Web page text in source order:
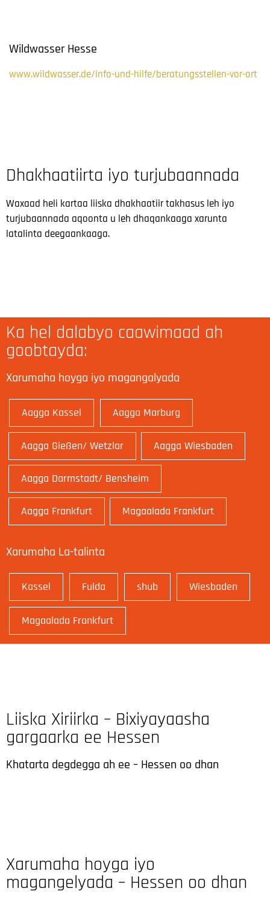
Wildwasser Hesse
www.wildwasser.de/info-und-hilfe/beratungsstellen-vor-ort
Dhakhaatiirta iyo turjubaannada
Waxaad heli kartaa liiska dhakhaatiir takhasus leh iyo
turjubaannada aqoonta u leh dhaqankaaga xarunta
latalinta deegaankaaga.
Ka hel dalabyo caawimaad ah
goobtayda:
Xarumaha hoyga iyo magangalyada
Aagga Kassel Aagga Marburg
Aagga Gießen/ Wetzlar Aagga Wiesbaden
Aagga Darmstadt/ Bensheim
Aagga Frankfurt Magaalada Frankfurt
Xarumaha La-talinta
Kassel Fulda shub Wiesbaden
Magaalada Frankfurt
Liiska Xiriirka – Bixiyayaasha
gargaarka ee Hessen
Khatarta degdegga ah ee – Hessen oo dhan
Xarumaha hoyga iyo
magangelyada – Hessen oo dhan